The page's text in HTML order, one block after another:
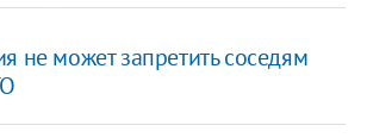
не может запретить соседям